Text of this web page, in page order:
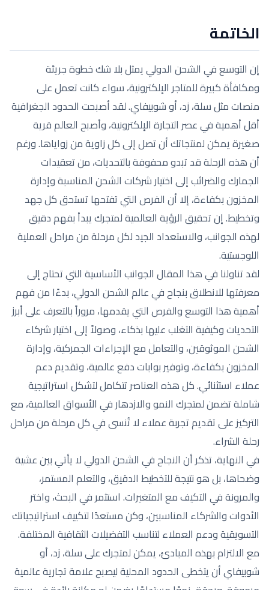
الخاتمة
إن التوسع في الشحن الدولي يمثل بلا شك خطوة جريئة
ومكافأة كبيرة للمتاجر الإلكترونية، سواء كانت تعمل على
منصات مثل سلة، زد، أو شوبيفاي. لقد أصبحت الحدود الجغرافية
أقل أهمية في عصر التجارة الإلكترونية، وأصبح العالم قرية
صغيرة يمكن لمنتجاتك أن تصل إلى كل زاوية من زواياها. ورغم
أن هذه الرحلة قد تبدو محفوفة بالتحديات، من تعقيدات
الجمارك والضرائب إلى اختيار شركات الشحن المناسبة وإدارة
المخزون بكفاءة، إلا أن الفرص التي تفتحها تستحق كل جهد
وتخطيط. إن تحقيق الرؤية العالمية لمتجرك يبدأ بفهم دقيق
لهذه الجوانب، والاستعداد الجيد لكل مرحلة من مراحل العملية
اللوجستية.
لقد تناولنا في هذا المقال الجوانب الأساسية التي تحتاج إلى
معرفتها للانطلاق بنجاح في عالم الشحن الدولي، بدءًا من فهم
أهمية هذا التوسع والفرص التي يقدمها، مروراً بالتعرف على أبرز
التحديات وكيفية التغلب عليها بذكاء، وصولاً إلى اختيار شركاء
الشحن الموثوقين، والتعامل مع الإجراءات الجمركية، وإدارة
المخزون بكفاءة، وتوفير بوابات دفع عالمية، وتقديم دعم
عملاء استثنائي. كل هذه العناصر تتكامل لتشكل استراتيجية
شاملة تضمن لمتجرك النمو والازدهار في الأسواق العالمية، مع
التركيز على تقديم تجربة عملاء لا تُنسى في كل مرحلة من مراحل
رحلة الشراء.
في النهاية، تذكر أن النجاح في الشحن الدولي لا يأتي بين عشية
وضحاها، بل هو نتيجة للتخطيط الدقيق، والتعلم المستمر،
والمرونة في التكيف مع المتغيرات. استثمر في البحث، واختر
الأدوات والشركاء المناسبين، وكن مستعدًا لتكييف استراتيجياتك
التسويقية ودعم العملاء لتناسب التفضيلات الثقافية المختلفة.
مع الالتزام بهذه المبادئ، يمكن لمتجرك على سلة، زد، أو
شوبيفاي أن يتخطى الحدود المحلية ليصبح علامة تجارية عالمية